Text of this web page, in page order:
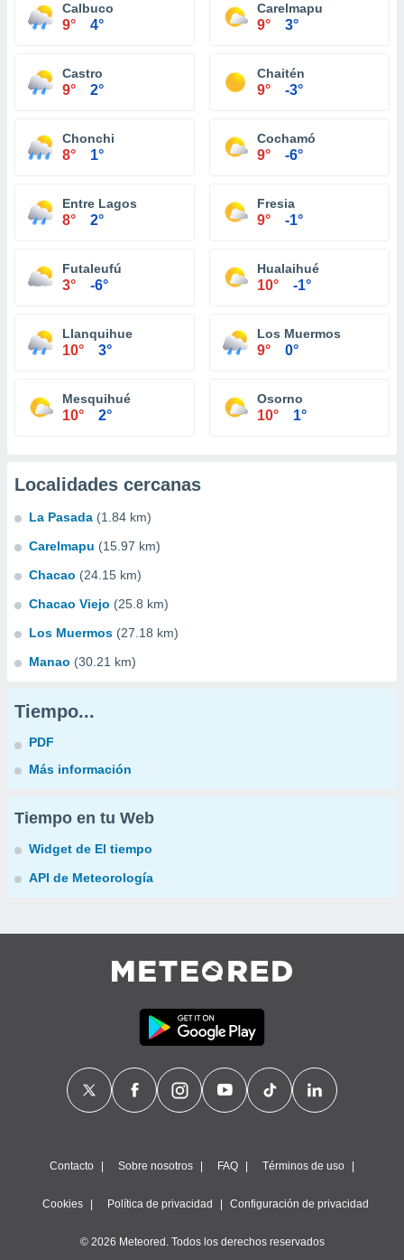
Calbuco
9° 4°
Carelmapu
9° 3°
Castro
9° 2°
Chaitén
9° -3°
Chonchi
8° 1°
Cochamó
9° -6°
Entre Lagos
8° 2°
Fresia
9° -1°
Futaleufú
3° -6°
Hualaihué
10° -1°
Llanquihue
10° 3°
Los Muermos
9° 0°
Mesquihué
10° 2°
Osorno
10° 1°
Localidades cercanas
La Pasada (1.84 km)
Carelmapu (15.97 km)
Chacao (24.15 km)
Chacao Viejo (25.8 km)
Los Muermos (27.18 km)
Manao (30.21 km)
Tiempo...
PDF
Más información
Tiempo en tu Web
Widget de El tiempo
API de Meteorología
Contacto Sobre nosotros FAQ Términos de uso
Cookies Política de privacidad Configuración de privacidad
© 2026 Meteored. Todos los derechos reservados